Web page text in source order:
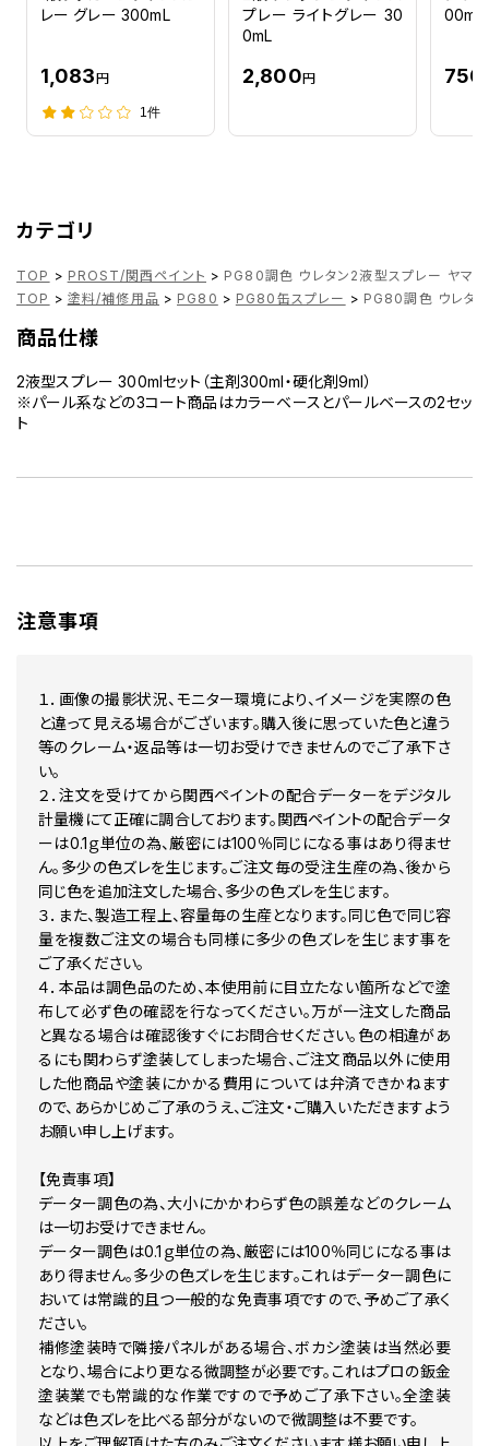
レー グレー 300mL
1,083円
1件
プレー ライトグレー 30
0mL
2,800円
00ml
750
カテゴリ
TOP > PROST/関西ペイント > PG80調色 ウレタン2液型スプレー ヤマ
TOP > 塗料/補修用品 > PG80 > PG80缶スプレー > PG80調色 ウレタ
商品仕様
2液型スプレー 300mlセット（主剤300ml・硬化剤9ml）
※パール系などの3コート商品はカラーベースとパールベースの2セッ
ト
注意事項
１．画像の撮影状況、モニター環境により、イメージを実際の色
と違って見える場合がございます。購入後に思っていた色と違う
等のクレーム・返品等は一切お受けできませんのでご了承下さ
い。
２．注文を受けてから関西ペイントの配合データーをデジタル
計量機にて正確に調合しております。関西ペイントの配合データ
ーは0.1ｇ単位の為、厳密には100％同じになる事はあり得ませ
ん。多少の色ズレを生じます。ご注文毎の受注生産の為、後から
同じ色を追加注文した場合、多少の色ズレを生じます。
３．また、製造工程上、容量毎の生産となります。同じ色で同じ容
量を複数ご注文の場合も同様に多少の色ズレを生じます事を
ご了承ください。
４．本品は調色品のため、本使用前に目立たない箇所などで塗
布して必ず色の確認を行なってください。万が一注文した商品
と異なる場合は確認後すぐにお問合せください。色の相違があ
るにも関わらず塗装してしまった場合、ご注文商品以外に使用
した他商品や塗装にかかる費用については弁済できかねます
ので、あらかじめご了承のうえ、ご注文・ご購入いただきますよう
お願い申し上げます。
【免責事項】
データー調色の為、大小にかかわらず色の誤差などのクレーム
は一切お受けできません。
データー調色は0.1ｇ単位の為、厳密には100％同じになる事は
あり得ません。多少の色ズレを生じます。これはデーター調色に
おいては常識的且つ一般的な免責事項ですので、予めご了承く
ださい。
補修塗装時で隣接パネルがある場合、ボカシ塗装は当然必要
となり、場合により更なる微調整が必要です。これはプロの鈑金
塗装業でも常識的な作業ですので予めご了承下さい。全塗装
などは色ズレを比べる部分がないので微調整は不要です。